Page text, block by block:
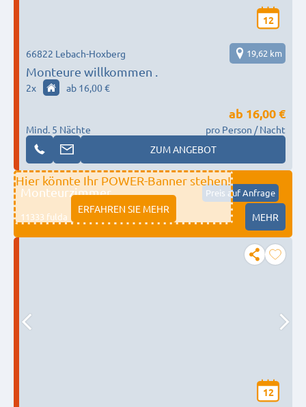
12
Monteure willkommen .
66822 Lebach-Hoxberg 19,62 km
2x ab 16,00 €
Mind. 5 Nächte
ab 16,00 €
pro Person / Nacht
ZUM ANGEBOT
Hier könnte Ihr POWER-Banner stehen!
ERFAHREN SIE MEHR
Monteurzimmer Preis auf Anfrage
11333 fulda MEHR
12